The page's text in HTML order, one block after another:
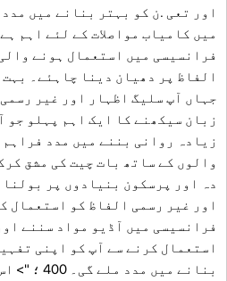
اور تعی .ن کو بہتر بنانے میں
میں کامیاب مواصلات کے لئے اہم
فرانسیسی میں استعمال ہونے
الفاظ پر دھیان دینا چاہئے۔ بہت
جہاں آپ سلیگ اظہار اور غیر
زبان سیکھنے کا ایک اہم پہلو جو
زیادہ روانی بننے میں مدد
والوں کے ساتھ بات چیت کی مشق
دہ اور پرسکون بنیادوں پر
اور غیر رسمی الفاظ کو استعمال
فرانسیسی میں آڈیو مواد سننے
استعمال کرنے سے آپ کو اپنی
بنانے میں